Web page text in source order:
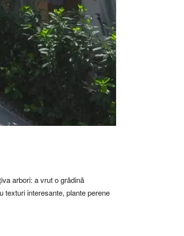
arbori: a vrut o grădină
texturi interesante, plante perene